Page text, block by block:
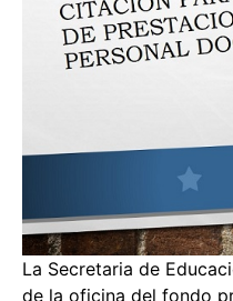
La Secretaria de
de la oficina del fondo